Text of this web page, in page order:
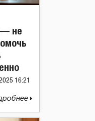
— не
16:21